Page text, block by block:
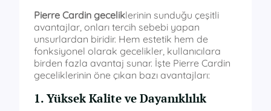
Pierre Cardin geceliklerinin sunduğu çeşitli
avantajlar, onları tercih sebebi yapan
unsurlardan biridir. Hem estetik hem de
fonksiyonel olarak gecelikler, kullanıcılara
birden fazla avantaj sunar. İşte Pierre Cardin
geceliklerinin öne çıkan bazı avantajları:
1. Yüksek Kalite ve Dayanıklılık